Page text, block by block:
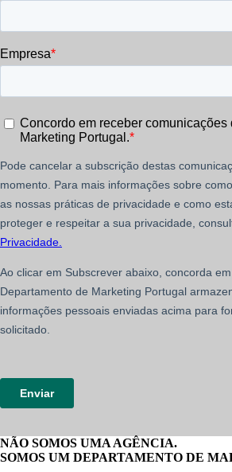
NÃO SOMOS UMA AGÊNCIA.
SOMOS UM DEPARTAMENTO DE